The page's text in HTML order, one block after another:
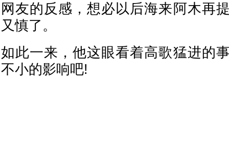
网友的反感，想必以后海来阿木再
又慎了。
如此一来，他这眼看着高歌猛进的
不小的影响吧!